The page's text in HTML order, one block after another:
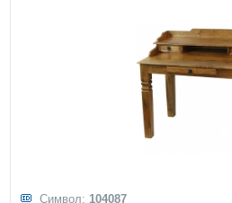
Символ: 104087